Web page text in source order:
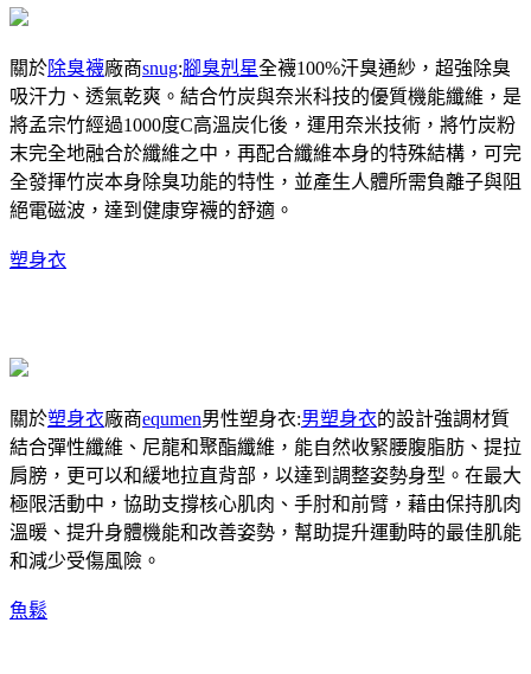
關於除臭襪廠商snug:腳臭剋星全襪100%汗臭通紗，超強除臭
吸汗力、透氣乾爽。結合竹炭與奈米科技的優質機能纖維，是
將孟宗竹經過1000度C高溫炭化後，運用奈米技術，將竹炭粉
末完全地融合於纖維之中，再配合纖維本身的特殊結構，可完
全發揮竹炭本身除臭功能的特性，並產生人體所需負離子與阻
絕電磁波，達到健康穿襪的舒適。
塑身衣
關於塑身衣廠商equmen男性塑身衣:男塑身衣的設計強調材質
結合彈性纖維、尼龍和聚酯纖維，能自然收緊腰腹脂肪、提拉
肩膀，更可以和緩地拉直背部，以達到調整姿勢身型。在最大
極限活動中，協助支撐核心肌肉、手肘和前臂，藉由保持肌肉
溫暖、提升身體機能和改善姿勢，幫助提升運動時的最佳肌能
和減少受傷風險。
魚鬆